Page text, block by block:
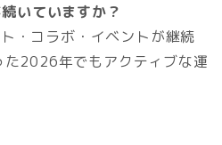
いていますか？
・コラボ・イベントが継続
2026年でもアクティブな運